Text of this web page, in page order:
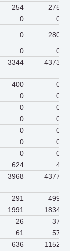
254
275
0
0
0
280
0
0
3344
4373
400
0
0
0
0
0
0
0
0
0
0
0
0
0
624
4
3968
4377
291
499
1991
1834
26
37
61
57
636
1152